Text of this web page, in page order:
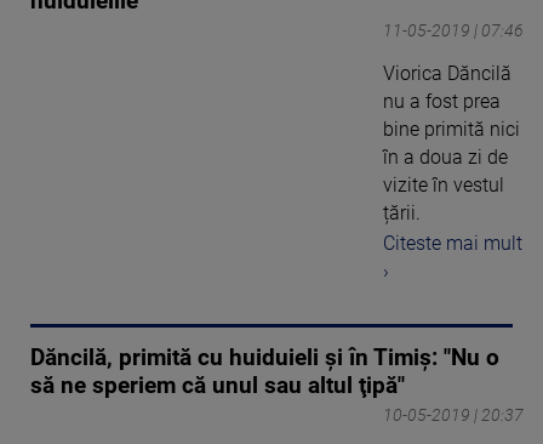
11-05-2019 | 07:46
Viorica Dăncilă
nu a fost prea
bine primită nici
în a doua zi de
vizite în vestul
țării.
Citeste mai mult
›
Dăncilă, primită cu huiduieli și în Timiș: "Nu o
să ne speriem că unul sau altul ţipă"
10-05-2019 | 20:37